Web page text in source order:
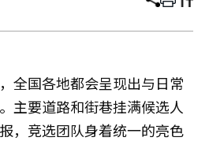
分
章
打 调
小
全国各地都会呈现出与日常
主要道路和街巷挂满候选人
，竞选团队身着统一的亮色